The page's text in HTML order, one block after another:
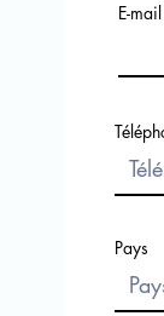
E-
Pays